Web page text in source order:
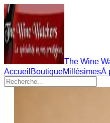
The Wine
Accueil BoutiqueMillésimesÀ